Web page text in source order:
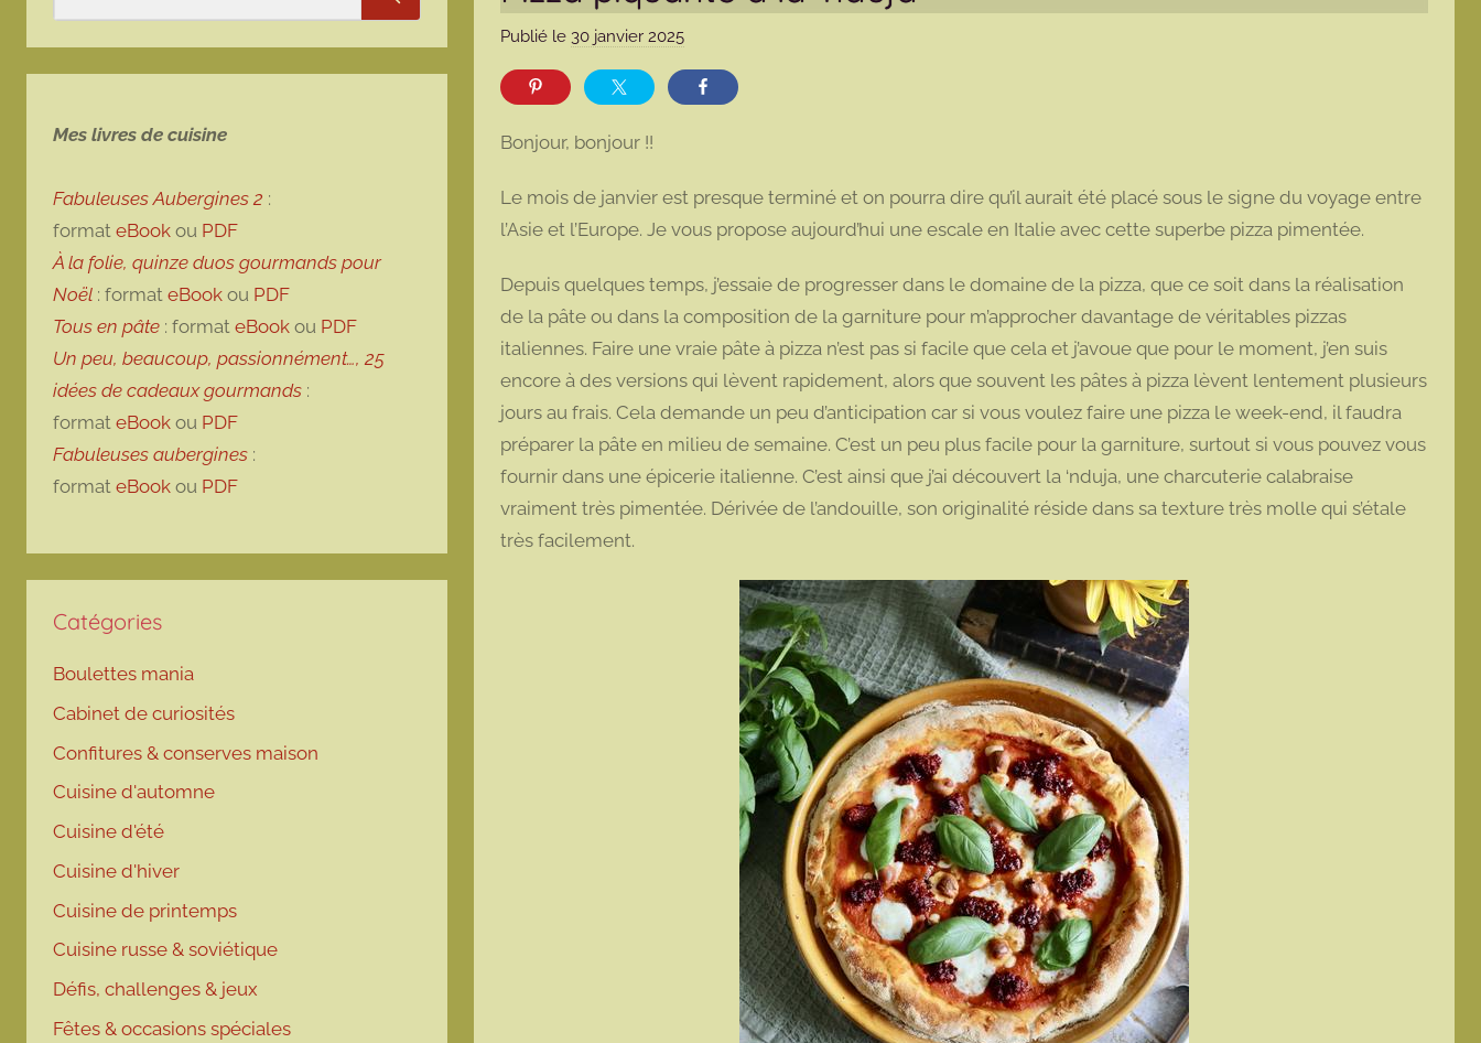
Publié le 30 janvier 2025p
m
o
t
e
Bonjour, bonjour !!
Le mois de janvier est presque terminé et on pourra dire qu’il aurait été placé sous le signe du voyage entre
l’Asie et l’Europe. Je vous propose aujourd’hui une escale en Italie avec cette superbe pizza pimentée.
Depuis quelques temps, j’essaie de progresser dans le domaine de la pizza, que ce soit dans la réalisation
de la pâte ou dans la composition de la garniture pour m’approcher davantage de véritables pizzas
italiennes. Faire une vraie pâte à pizza n’est pas si facile que cela et j’avoue que pour le moment, j’en suis
encore à des versions qui lèvent rapidement, alors que souvent les pâtes à pizza lèvent lentement plusieurs
jours au frais. Cela demande un peu d’anticipation car si vous voulez faire une pizza le week-end, il faudra
préparer la pâte en milieu de semaine. C’est un peu plus facile pour la garniture, surtout si vous pouvez vous
fournir dans une épicerie italienne. C’est ainsi que j’ai découvert la ‘nduja, une charcuterie calabraise
vraiment très pimentée. Dérivée de l’andouille, son originalité réside dans sa texture très molle qui s’étale
très facilement.
Rechercher
Mes livres de cuisine
Fabuleuses Aubergines 2 :
format eBook ou PDF
À la folie, quinze duos gourmands pour
Noël : format eBook ou PDF
Tous en pâte : format eBook ou PDF
Un peu, beaucoup, passionnément…, 25
idées de cadeaux gourmands :
format eBook ou PDF
Fabuleuses aubergines :
format eBook ou PDF
Catégories
Boulettes mania
Cabinet de curiosités
Confitures & conserves maison
Cuisine d'automne
Cuisine d'été
Cuisine d'hiver
Cuisine de printemps
Cuisine russe & soviétique
Défis, challenges & jeux
Fêtes & occasions spéciales